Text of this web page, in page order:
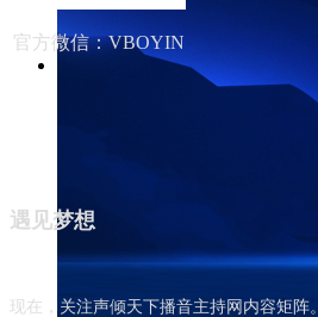
广东外语外贸大学是广东省
化人才培养，外国语言文学
校全日制本科生20421人，博
官方微信：VBOYIN
遇见梦想
现在，关注声倾天下播音主持网内容矩